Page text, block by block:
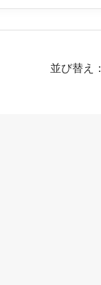
並び替え：